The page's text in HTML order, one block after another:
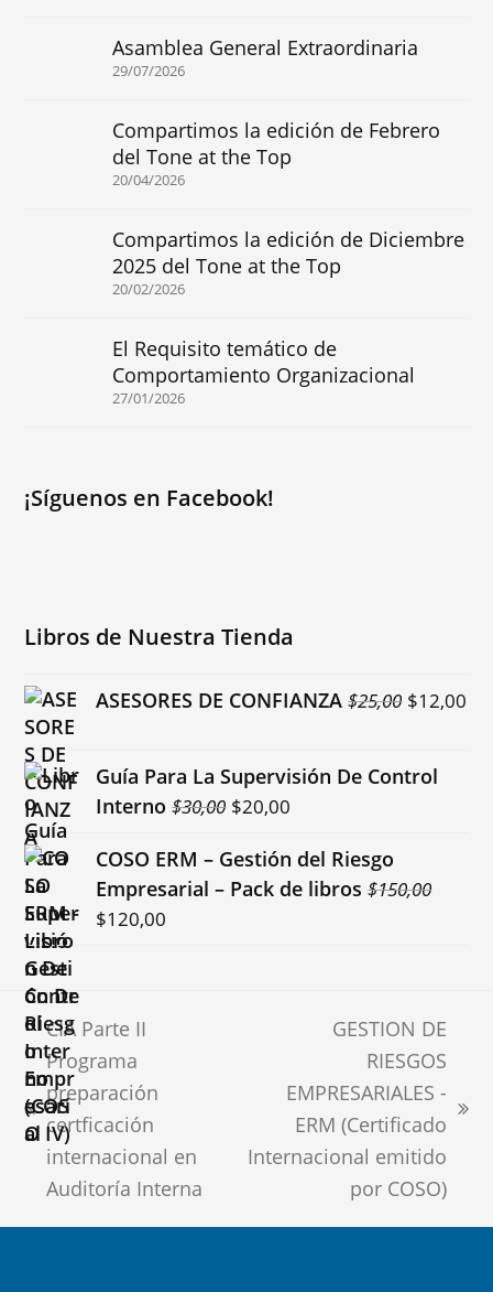
Asamblea General Extraordinaria
29/07/2026
Compartimos la edición de Febrero
del Tone at the Top
20/04/2026
Compartimos la edición de Diciembre
2025 del Tone at the Top
20/02/2026
El Requisito temático de
Comportamiento Organizacional
27/01/2026
¡Síguenos en Facebook!
Libros de Nuestra Tienda
ASESORES DE CONFIANZA $25,00 El
era:
$12,00
Guía Para La Supervisión De Control
Interno $30,00 El
original
era:
$20,00
actual
es:
COSO ERM – Gestión del Riesgo
Empresarial – Pack de libros $150,00
El
$150,00.
$120,00
previous
post:
CIA Parte II
Programa
preparación
certficación
internacional en
Auditoría Interna
post:
GESTION DE
RIESGOS
EMPRESARIALES -
ERM (Certificado
Internacional emitido
por COSO)